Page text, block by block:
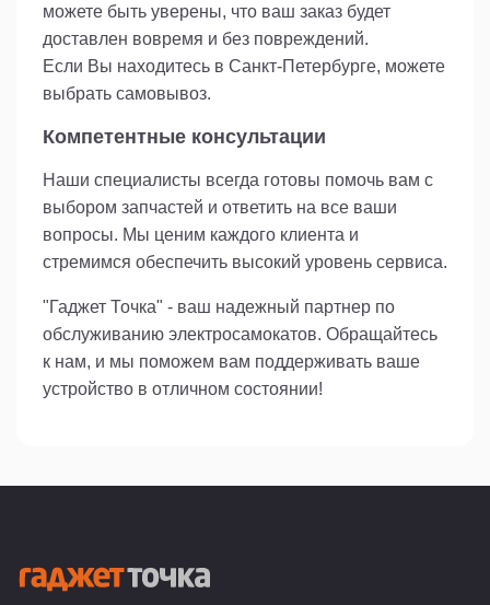
можете быть уверены, что ваш заказ будет
доставлен вовремя и без повреждений.
Если Вы находитесь в Санкт-Петербурге, можете
выбрать самовывоз.
Компетентные консультации
Наши специалисты всегда готовы помочь вам с
выбором запчастей и ответить на все ваши
вопросы. Мы ценим каждого клиента и
стремимся обеспечить высокий уровень сервиса.
"Гаджет Точка" - ваш надежный партнер по
обслуживанию электросамокатов. Обращайтесь
к нам, и мы поможем вам поддерживать ваше
устройство в отличном состоянии!